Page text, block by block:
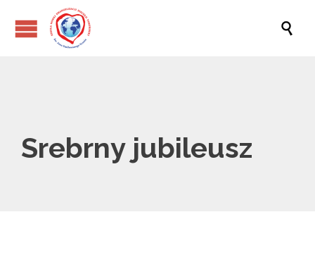

Srebrny jubileusz